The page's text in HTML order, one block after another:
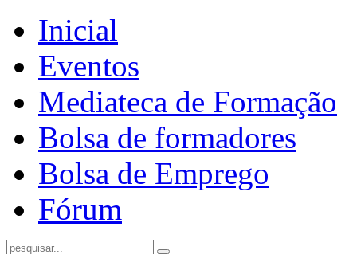
Inicial
Eventos
Mediateca de Formação
Bolsa de formadores
Bolsa de Emprego
Fórum